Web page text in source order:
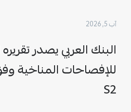
آب 5, 2026
البنك العربي يصدر
S2